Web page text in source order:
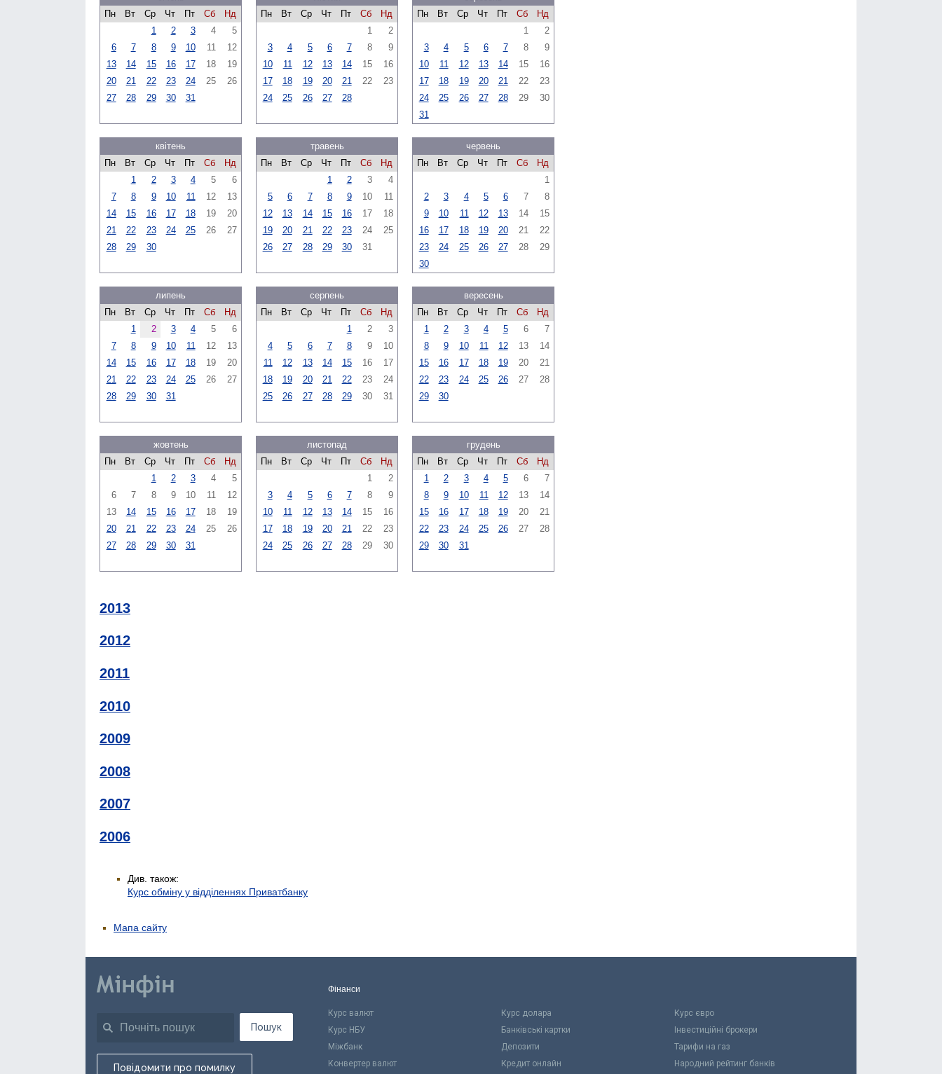
Пн
Вт Ср Чт Пт Сб
Нд
1
2 3 4
5
6
7 8 9 10 11
12
13
14 15 16 17 18
19
20
21 22 23 24 25
26
27
28 29 30 31
Пн
Вт Ср Чт Пт Сб
Нд
1
2
3
4 5 6 7 8
9
10
11 12 13 14 15
16
17
18 19 20 21 22
23
24
25 26 27 28
Пн
Вт Ср Чт Пт Сб
Нд
1
2
3
4 5 6 7 8
9
10
11 12 13 14 15
16
17
18 19 20 21 22
23
24
25 26 27 28 29
30
31
квітень
Пн
Вт Ср Чт Пт Сб
Нд
1
2 3 4 5
6
7
8 9 10 11 12
13
14
15 16 17 18 19
20
21
22 23 24 25 26
27
28
29 30
травень
Пн
Вт Ср Чт Пт Сб
Нд
1
2 3
4
5
6 7 8 9 10
11
12
13 14 15 16 17
18
19
20 21 22 23 24
25
26
27 28 29 30 31
червень
Пн
Вт Ср Чт Пт Сб
Нд
1
2
3 4 5 6 7
8
9
10 11 12 13 14
15
16
17 18 19 20 21
22
23
24 25 26 27 28
29
30
липень
Пн
Вт Ср Чт Пт Сб
Нд
1
2 3 4 5
6
7
8 9 10 11 12
13
14
15 16 17 18 19
20
21
22 23 24 25 26
27
28
29 30 31
серпень
Пн
Вт Ср Чт Пт Сб
Нд
1
2
3
4
5 6 7 8 9
10
11
12 13 14 15 16
17
18
19 20 21 22 23
24
25
26 27 28 29 30 31
вересень
Пн
Вт Ср Чт Пт Сб
Нд
1
2 3 4 5 6
7
8
9 10 11 12 13
14
15
16 17 18 19 20
21
22
23 24 25 26 27
28
29
30
жовтень
Пн
Вт Ср Чт Пт Сб
Нд
1
2 3 4
5
6
7 8 9 10 11
12
13
14 15 16 17 18
19
20
21 22 23 24 25
26
27
28 29 30 31
листопад
Пн
Вт Ср Чт Пт Сб
Нд
1
2
3
4 5 6 7 8
9
10
11 12 13 14 15
16
17
18 19 20 21 22
23
24
25 26 27 28 29 30
грудень
Пн
Вт Ср Чт Пт Сб
Нд
1
2 3 4 5 6
7
8
9 10 11 12 13
14
15
16 17 18 19 20
21
22
23 24 25 26 27
28
29
30 31
2013
2012
2011
2010
2009
2008
2007
2006
Див. також:
Курс обміну у відділеннях Приватбанку
Мапа сайту
Пошук
Повідомити про помилку
Фінанси
Курс валют Курс долара
Курс євро
Курс НБУ
Банківські картки
Інвестиційні брокери
Міжбанк
Депозити
Тарифи на газ
Конвертер валют
Кредит онлайн
Народний рейтинг банків